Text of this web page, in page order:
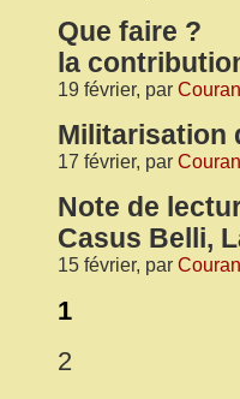
Que faire ?
la
19 février, par
Militarisation
17 février, par
Note de
Casus Belli,
15 février, par
1
2